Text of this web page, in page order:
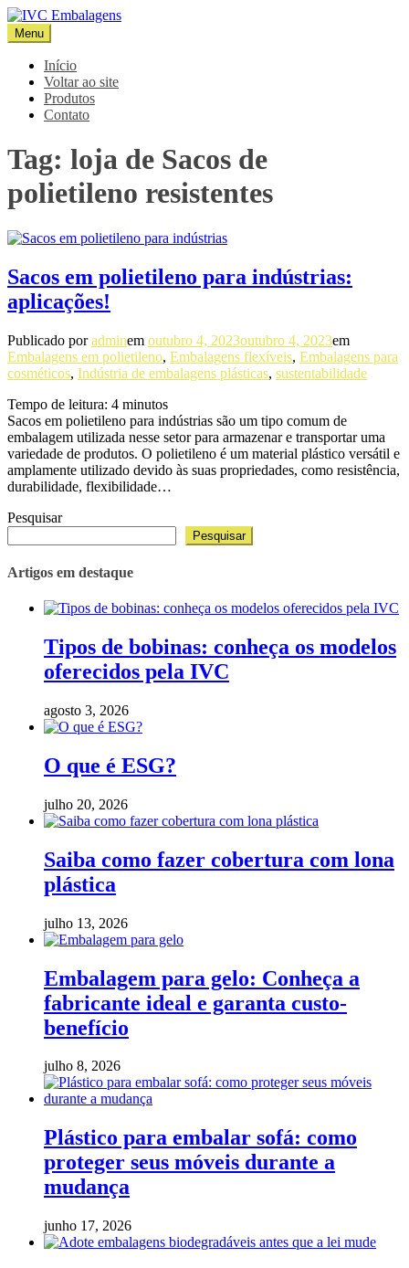
Pular
para
o
conteúdo
IVC Embalagens
Blog IVC
Menu
Início
Voltar ao site
Produtos
Contato
Tag: loja de Sacos de
polietileno resistentes
Sacos em polietileno para indústrias:
aplicações!
Publicado poradminem outubro 4, 2023outubro 4, 2023em
Embalagens em polietileno, Embalagens flexíveis, Embalagens para
cosméticos, Indústria de embalagens plásticas, sustentabilidade
Tempo de leitura: 4 minutos
Sacos em polietileno para indústrias são um tipo comum de
embalagem utilizada nesse setor para armazenar e transportar uma
variedade de produtos. O polietileno é um material plástico versátil e
amplamente utilizado devido às suas propriedades, como resistência,
durabilidade, flexibilidade…
Pesquisar
Pesquisar
Artigos em destaque
Tipos de bobinas: conheça os modelos
oferecidos pela IVC
agosto 3, 2026
O que é ESG?
julho 20, 2026
Saiba como fazer cobertura com lona
plástica
julho 13, 2026
Embalagem para gelo: Conheça a
fabricante ideal e garanta custo-
benefício
julho 8, 2026
Plástico para embalar sofá: como
proteger seus móveis durante a
mudança
junho 17, 2026